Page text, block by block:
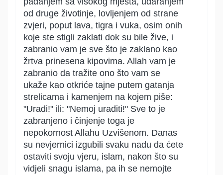
od druge životinje, lovljenjem od strane
zvjeri, poput lava, tigra i vuka, osim onih
koje ste stigli zaklati dok su bile žive, i
zabranio vam je sve što je zaklano kao
žrtva prinesena kipovima. Allah vam je
zabranio da tražite ono što vam se
ukaže kao otkriće tajne putem gatanja
strelicama i kamenjem na kojem piše:
"Uradi!" ili: "Nemoj uraditi!" Sve to je
zabranjeno i činjenje toga je
nepokornost Allahu Uzvišenom. Danas
su nevjernici izgubili svaku nadu da ćete
ostaviti svoju vjeru, islam, nakon što su
vidjeli snagu islama, pa ih se nemojte